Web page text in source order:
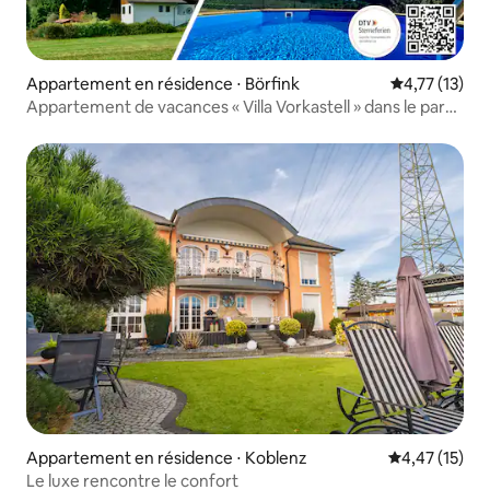
Appartement en résidence ⋅ Börfink Évaluation
4,77 (13)
Appartement de vacances « Villa Vorkastell » dans le parc
Appartement en résidence ⋅ Koblenz Évaluation
4,47 (15)
Le luxe rencontre le confort